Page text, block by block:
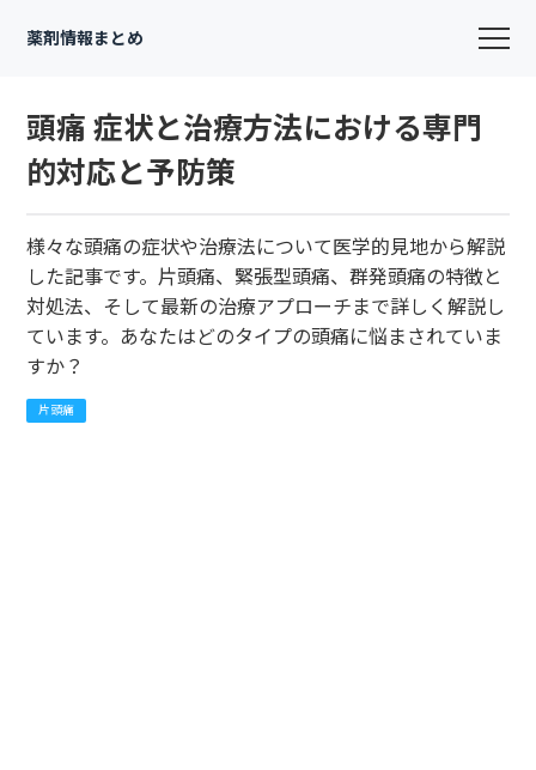
薬剤情報まとめ
頭痛 症状と治療方法における専門
的対応と予防策
様々な頭痛の症状や治療法について医学的見地から解説
した記事です。片頭痛、緊張型頭痛、群発頭痛の特徴と
対処法、そして最新の治療アプローチまで詳しく解説し
ています。あなたはどのタイプの頭痛に悩まされていま
すか？
片頭痛